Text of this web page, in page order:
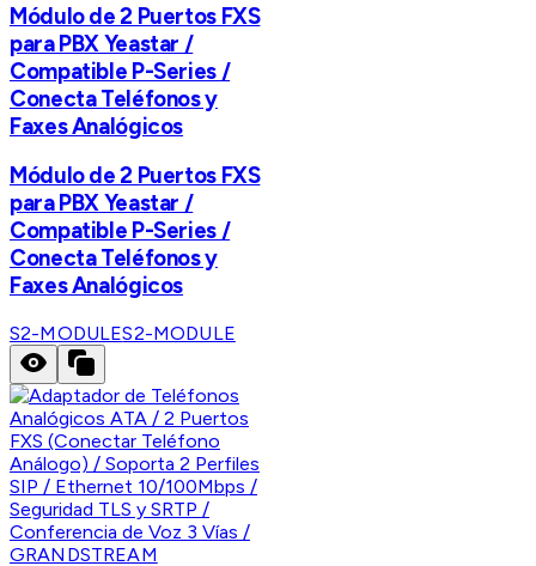
Módulo de 2 Puertos FXS
para PBX Yeastar /
Compatible P-Series /
Conecta Teléfonos y
Faxes Analógicos
Módulo de 2 Puertos FXS
para PBX Yeastar /
Compatible P-Series /
Conecta Teléfonos y
Faxes Analógicos
S2-MODULES2-MODULE
GRANDSTREAM